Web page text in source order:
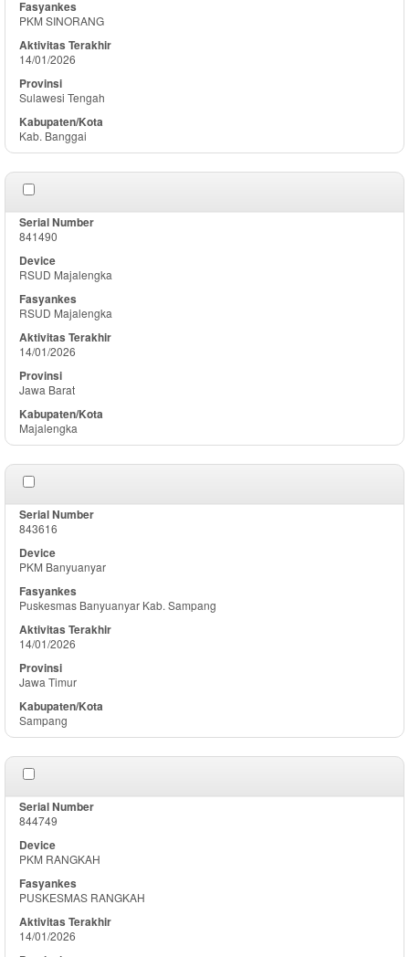
PKM SINORANG
14/01/2026
Sulawesi Tengah
Kab. Banggai
841490
RSUD Majalengka
RSUD Majalengka
14/01/2026
Jawa Barat
Majalengka
843616
PKM Banyuanyar
Puskesmas Banyuanyar Kab. Sampang
14/01/2026
Jawa Timur
Sampang
844749
PKM RANGKAH
PUSKESMAS RANGKAH
14/01/2026